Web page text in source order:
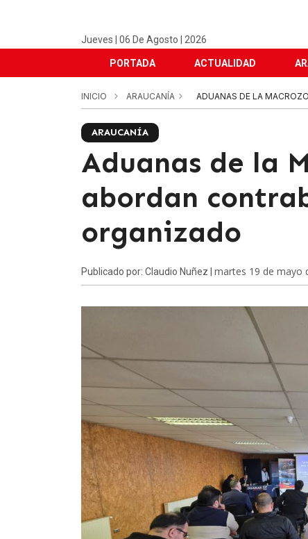
Jueves | 06 De Agosto | 2026
PORTADA ACTUALIDAD
INICIO ARAUCANÍA ADUANAS DE LA
ARAUCANÍA
Aduanas de la
abordan
organizado
Publicado por: Claudio Nuñez | martes 19 de mayo